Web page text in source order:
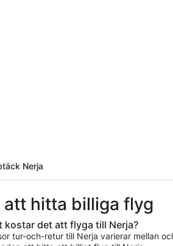
Nerja
att hitta billiga flyg
kostar det att flyga till Nerja?
tur-och-retur till Nerja varierar mellan